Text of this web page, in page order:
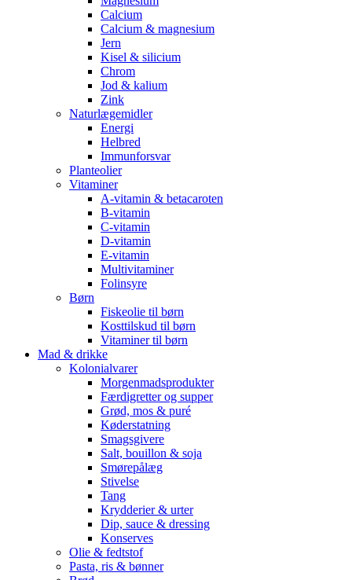
Calcium
Calcium & magnesium
Jern
Kisel & silicium
Chrom
Jod & kalium
Zink
Naturlægemidler
Energi
Helbred
Immunforsvar
Planteolier
Vitaminer
A-vitamin & betacaroten
B-vitamin
C-vitamin
D-vitamin
E-vitamin
Multivitaminer
Folinsyre
Børn
Fiskeolie til børn
Kosttilskud til børn
Vitaminer til børn
Mad & drikke
Kolonialvarer
Morgenmadsprodukter
Færdigretter og supper
Grød, mos & puré
Køderstatning
Smagsgivere
Salt, bouillon & soja
Smørepålæg
Stivelse
Tang
Krydderier & urter
Dip, sauce & dressing
Konserves
Olie & fedtstof
Pasta, ris & bønner